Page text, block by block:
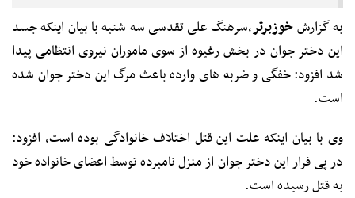
به گزارشخوزبرتر،سرهنگ علی تقدسی سه شنبه با بیان اینکه جسد
این دختر جوان در بخش رغیوه از سوی ماموران نیروی انتظامی پیدا
شد افزود: خفگی و ضربه های وارده باعث مرگ این دختر جوان شده
است.
وی با بیان اینکه علت این قتل اختلاف خانوادگی بوده است، افزود:
در پی فرار این دختر جوان از منزل نامبرده توسط اعضای خانواده خود
به قتل رسیده است.